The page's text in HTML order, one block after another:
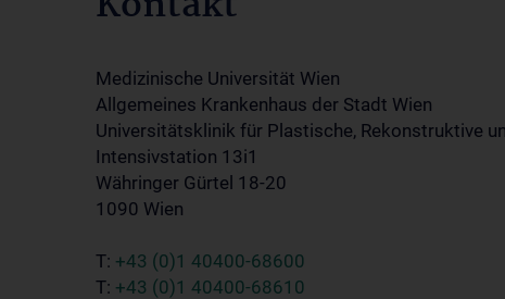
Medizinische Universität Wien
Allgemeines Krankenhaus der Stadt Wien
Universitätsklinik für Plastische, Rekonstruktive
Intensivstation 13i1
Währinger Gürtel 18-20
1090 Wien
T: +43 (0)1 40400-68600
T: +43 (0)1 40400-68610